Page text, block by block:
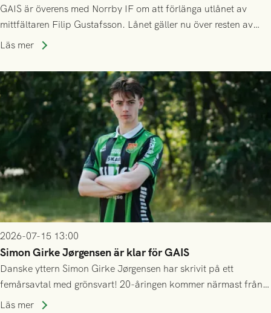
GAIS är överens med Norrby IF om att förlänga utlånet av
mittfältaren Filip Gustafsson. Lånet gäller nu över resten av
säsongen 2026.
Läs mer
2026-07-15 13:00
Simon Girke Jørgensen är klar för GAIS
Danske yttern Simon Girke Jørgensen har skrivit på ett
femårsavtal med grönsvart! 20-åringen kommer närmast från
spel i färöiska Skála IF.
Läs mer